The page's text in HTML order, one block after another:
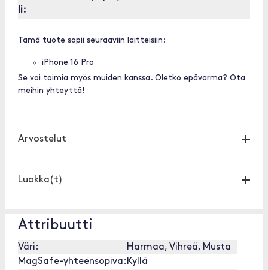
li:
Tämä tuote sopii seuraaviin laitteisiin:
iPhone 16 Pro
Se voi toimia myös muiden kanssa. Oletko epävarma? Ota
meihin yhteyttä!
Arvostelut
Luokka(t)
Attribuutti
Väri:
Harmaa, Vihreä, Musta
MagSafe-yhteensopiva: Kyllä